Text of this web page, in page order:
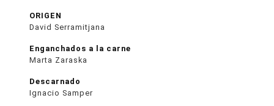
ORIGEN
David Serramitjana
Enganchados a la carne
Marta Zaraska
Descarnado
Ignacio Samper